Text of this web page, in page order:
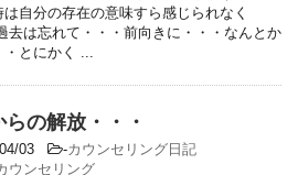
は自分の存在の意味すら感じられなく
去は忘れて・・・前向きに・・・なんとか
・とにかく ...
の解放・・・
03 -カウンセリング日記
ウンセリング